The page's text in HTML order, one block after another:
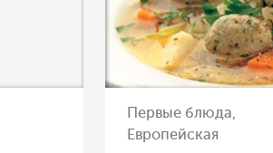
Первые блюда,
Европейская